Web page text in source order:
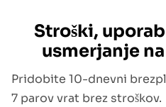
Stroški,
usmerjanje
Pridobite 10-dnevni
7 parov vrat brez stroškov.